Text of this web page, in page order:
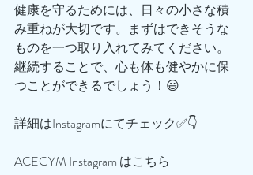
健康を守るためには、日々の小さな積
み重ねが大切です。まずはできそうな
ものを一つ取り入れてみてください。
継続することで、心も体も健やかに保
つことができるでしょう！😃
詳細はInstagramにてチェック✅👇
ACEGYM Instagram はこちら